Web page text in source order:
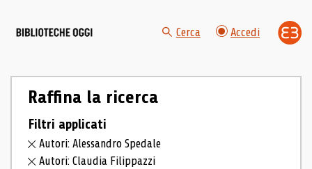
Cerca Accedi
Raffina la ricerca
Filtri applicati
Autori: Alessandro Spedale
Autori: Claudia Filippazzi